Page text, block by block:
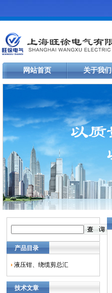
网站首页 关于我们
产品目录
液压钳、绕缆剪总汇
技术文章